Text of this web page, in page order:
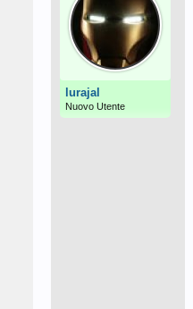
lurajal
Nuovo Utente